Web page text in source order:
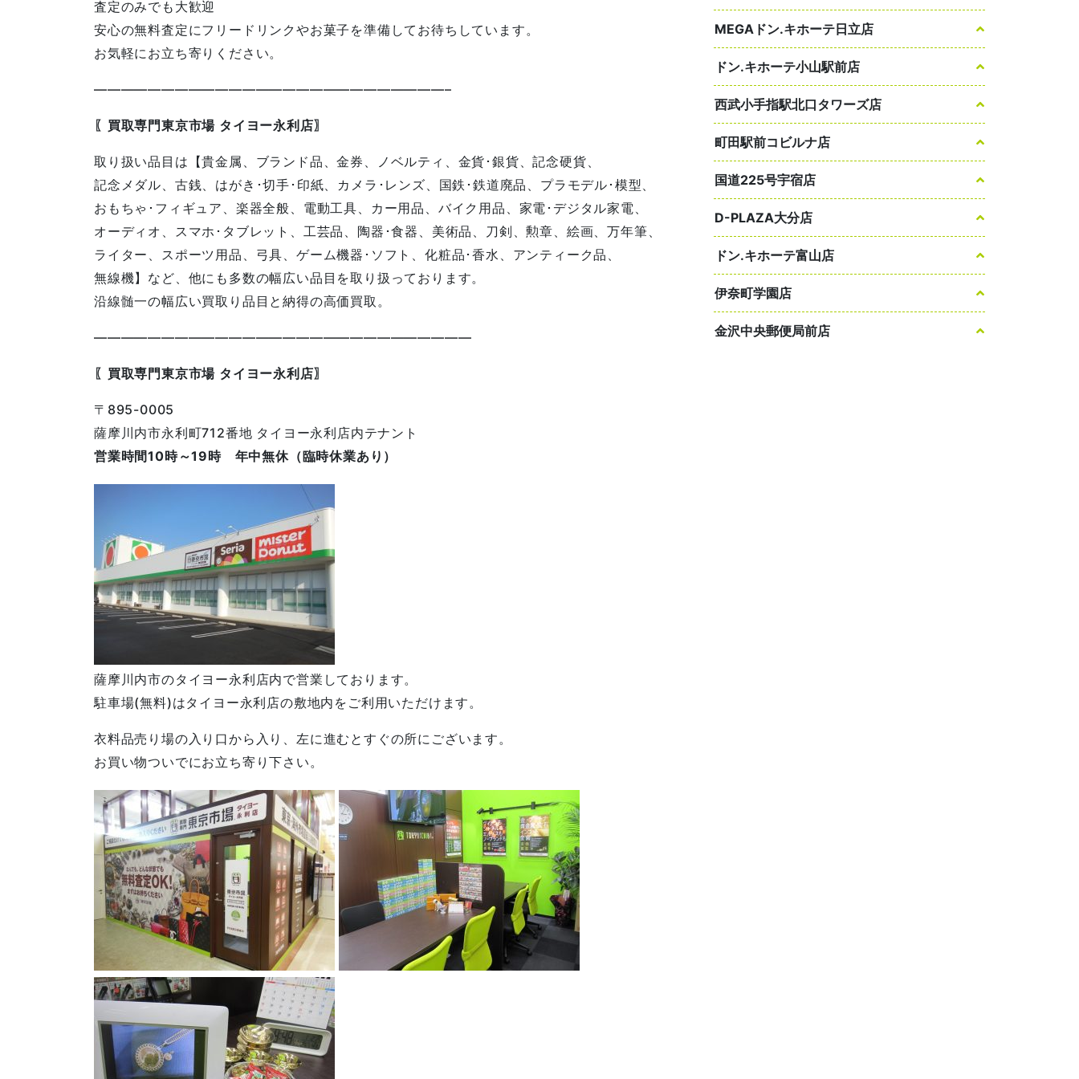
査定のみでも大歓迎
安心の無料査定にフリードリンクやお菓子を準備してお待ちしています。
お気軽にお立ち寄りください。
——————————————————————————–
〖買取専門東京市場 タイヨー永利店〗
取り扱い品目は【貴金属、ブランド品、金券、ノベルティ、金貨･銀貨、記念硬貨、
記念メダル、古銭、はがき･切手･印紙、カメラ･レンズ、国鉄･鉄道廃品、プラモデル･模型、
おもちゃ･フィギュア、楽器全般、電動工具、カー用品、バイク用品、家電･デジタル家電、
オーディオ、スマホ･タブレット、工芸品、陶器･食器、美術品、刀剣、勲章、絵画、万年筆、
ライター、スポーツ用品、弓具、ゲーム機器･ソフト、化粧品･香水、アンティーク品、
無線機】など、他にも多数の幅広い品目を取り扱っております。
沿線髄一の幅広い買取り品目と納得の高価買取。
————————————————————————————
〖買取専門東京市場 タイヨー永利店〗
〒895-0005
薩摩川内市永利町712番地 タイヨー永利店内テナント
営業時間10時～19時 年中無休（臨時休業あり）
薩摩川内市のタイヨー永利店内で営業しております。
駐車場(無料)はタイヨー永利店の敷地内をご利用いただけます。
衣料品売り場の入り口から入り、左に進むとすぐの所にございます。
お買い物ついでにお立ち寄り下さい。
MEGAドン.キホーテ日立店
ドン.キホーテ小山駅前店
西武小手指駅北口タワーズ店
町田駅前コビルナ店
国道225号宇宿店
D-PLAZA大分店
ドン.キホーテ富山店
伊奈町学園店
金沢中央郵便局前店